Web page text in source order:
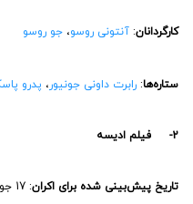
کارگردانان: آنتونی روسو، جو روسو
ستاره‌ها: رابرت داونی جونیور، پدرو
2- فیلم ادیسه
تاریخ پیش‌بینی شده برای اکران: 17 جولای 2026 (26 تیر 1405)